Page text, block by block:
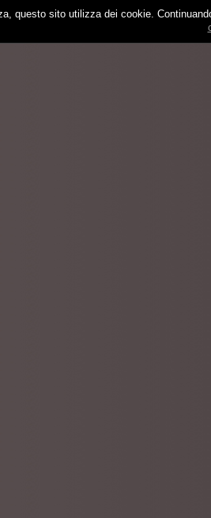
questo sito utilizza dei cookie.